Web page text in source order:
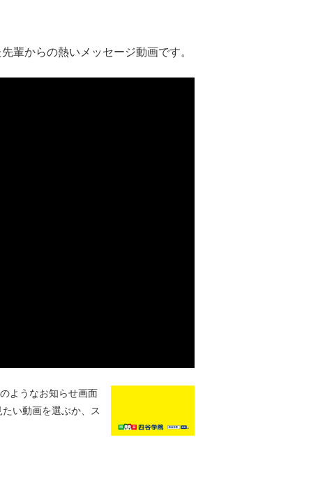
輩からの熱いメッセージ動画です。
ようなお知らせ画面
い動画を選ぶか、ス